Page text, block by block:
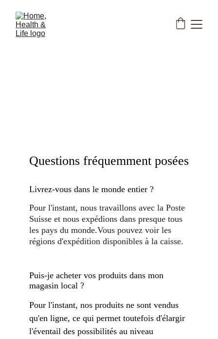
Questions fréquemment posées
Livrez-vous dans le monde entier ?
Pour l'instant, nous travaillons avec la Poste
Suisse et nous expédions dans presque tous
les pays du monde.Vous pouvez voir les
régions d'expédition disponibles à la caisse.
Puis-je acheter vos produits dans mon
magasin local ?
Pour l'instant, nos produits ne sont vendus
qu'en ligne, ce qui permet toutefois d'élargir
l'éventail des possibilités au niveau